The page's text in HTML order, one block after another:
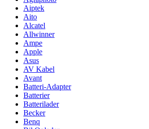
Aiptek
Aito
Alcatel
Allwinner
Ampe
Apple
Asus
AV Kabel
Avant
Batteri-Adapter
Batterier
Batterilader
Becker
Benq